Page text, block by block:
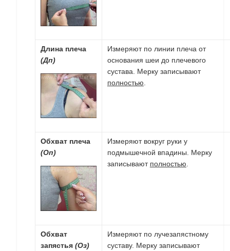
Длина плеча
(Дп)
Измеряют по линии плеча от
основания шеи до плечевого
сустава. Мерку записывают
полностью.
Обхват плеча
(Оп)
Измеряют вокруг руки у
подмышечной впадины. Мерку
записывают полностью.
Обхват
запястья (Оз)
Измеряют по лучезапястному
суставу. Мерку записывают